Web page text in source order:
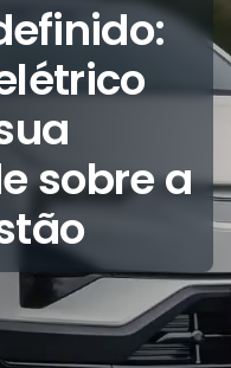
sobre a